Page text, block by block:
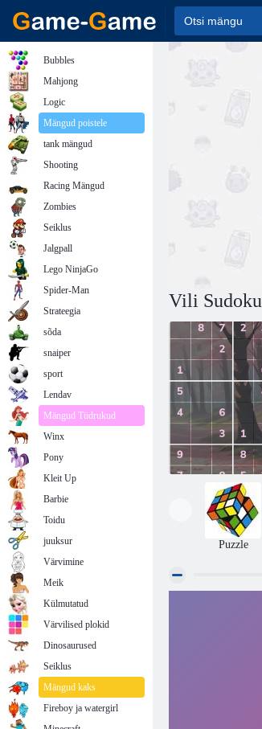
Vili Sudoku
Puzzle
Bubbles
Mahjong
Logic
Mängud poistele
tank mängud
Shooting
Racing Mängud
Zombies
Seiklus
Jalgpall
Lego NinjaGo
Spider-Man
Strateegia
sõda
snaiper
sport
Lendav
Mängud Tüdrukud
Winx
Pony
Kleit Up
Barbie
Toidu
juuksur
Värvimine
Meik
Külmutatud
Värvilised plokid
Dinosaurused
Seiklus
Mängud kaks
Fireboy ja watergirl